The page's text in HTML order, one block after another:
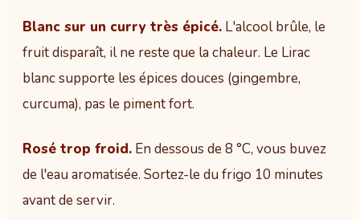
Blanc sur un curry très épicé. L'alcool brûle, le
fruit disparaît, il ne reste que la chaleur. Le Lirac
blanc supporte les épices douces (gingembre,
curcuma), pas le piment fort.
Rosé trop froid. En dessous de 8 °C, vous buvez
de l'eau aromatisée. Sortez-le du frigo 10 minutes
avant de servir.